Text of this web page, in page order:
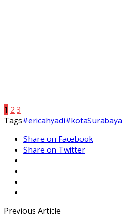
1 2 3
Tags#ericahyadi#kotaSurabaya
Share on Facebook
Share on Twitter
Previous Article